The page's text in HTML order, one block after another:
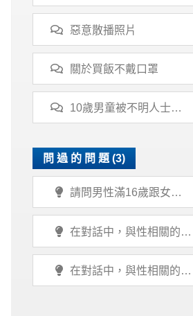
密合度增50倍
惡意散播照片
關於買飯不戴口罩
10歲男童被不明人士帶
走
問 過 的 問 題 (3)
請問男性滿16歲跟女性
滿18歲發生性行為有犯
罪責任嗎？
在對話中，與性相關的玩
笑或舉動讓我很不舒服，
我可以怎麼做？
在對話中，與性相關的玩
笑或舉動讓我很不舒服，